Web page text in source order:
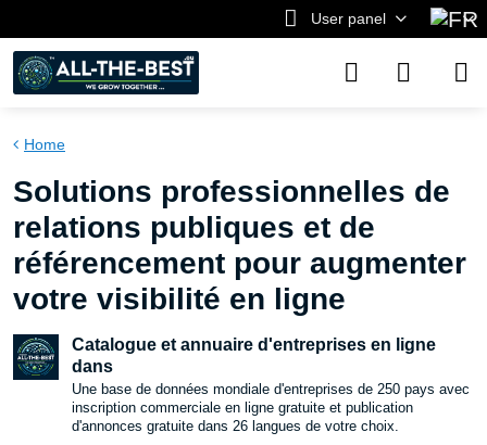
User panel
Home
Solutions professionnelles de
relations publiques et de
référencement pour augmenter
votre visibilité en ligne
Catalogue et annuaire d'entreprises en ligne
dans
Une base de données mondiale d'entreprises de 250 pays avec
inscription commerciale en ligne gratuite et publication
d'annonces gratuite dans 26 langues de votre choix.